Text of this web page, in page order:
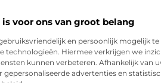
voor ons van groot belang
en persoonlijk mogelijk te
technologieën. Hiermee verkrijgen we
kunnen verbeteren. Afhankelijk van
advertenties en